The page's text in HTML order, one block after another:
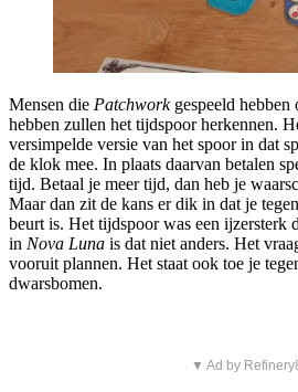
Mensen die Patchworkgespeeld hebben
hebben zullen het tijdspoor herkennen.
versimpelde versie van het spoor in dat
de klok mee. In plaats daarvan betalen
tijd. Betaal je meer tijd, dan heb je
Maar dan zit de kans er dik in dat je
beurt is. Het tijdspoor was een ijzersterk
in Nova Luna is dat niet anders. Het
vooruit plannen. Het staat ook toe je
dwarsbomen.
▼ Ad by